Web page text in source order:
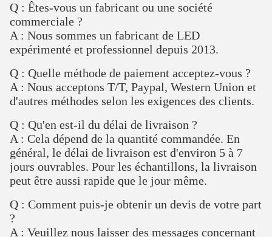
Q : Êtes-vous un fabricant ou une société
commerciale ?
A : Nous sommes un fabricant de LED
expérimenté et professionnel depuis 2013.
Q : Quelle méthode de paiement acceptez-vous ?
A : Nous acceptons T/T, Paypal, Western Union et
d'autres méthodes selon les exigences des clients.
Q : Qu'en est-il du délai de livraison ?
A : Cela dépend de la quantité commandée. En
général, le délai de livraison est d'environ 5 à 7
jours ouvrables. Pour les échantillons, la livraison
peut être aussi rapide que le jour même.
Q : Comment puis-je obtenir un devis de votre part
?
A : Veuillez nous laisser des messages concernant